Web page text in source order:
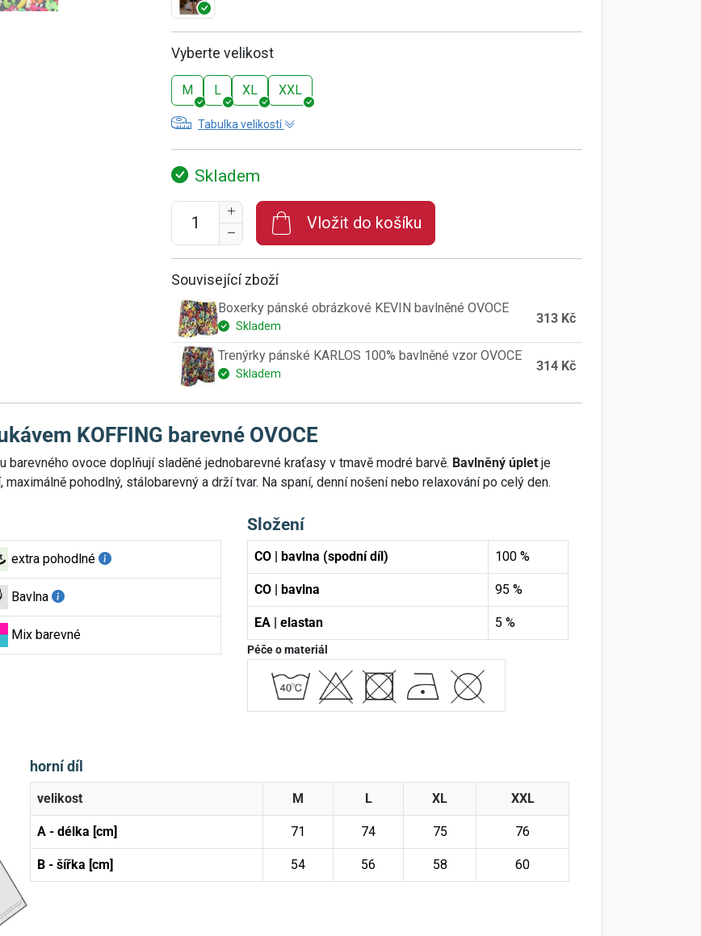
Vyberte velikost
M L XL XXL
Tabulka velikostí
Skladem
Vložit do košíku
Související zboží
Boxerky pánské obrázkové KEVIN bavlněné OVOCE
Skladem 313 Kč
Trenýrky pánské KARLOS 100% bavlněné vzor OVOCE
Skladem 314 Kč
KOFFING barevné OVOCE
ovoce doplňují sladěné jednobarevné kraťasy v tmavě modré barvě. Bavlněný úplet je
pohodlný, stálobarevný a drží tvar. Na spaní, denní nošení nebo relaxování po celý den.
extra pohodlné
Bavlna
Mix barevné
Složení
CO | bavlna (spodní díl) 100 %
CO | bavlna 95 %
EA | elastan 5 %
Péče o materiál
horní díl
velikost M L XL XXL
A - délka [cm] 71 74 75 76
B - šířka [cm] 54 56 58 60